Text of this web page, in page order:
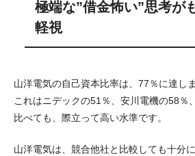
極端な”借金怖い”思考が
軽視
山洋電気の自己資本比率は、77％に達しま
これはニデックの51％、安川電機の58％
比べても、際立って高い水準です。
山洋電気は、競合他社と比較しても十分